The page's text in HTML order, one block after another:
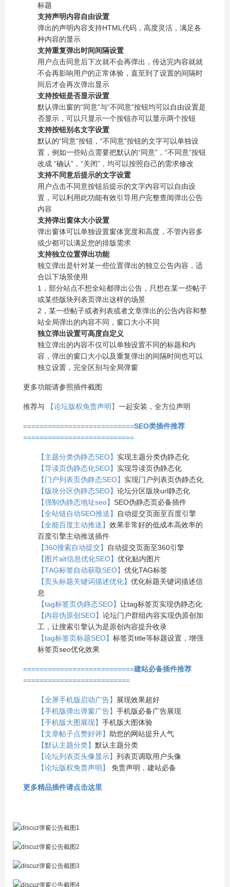
标题
支持声明内容自由设置
弹出的声明内容支持HTML代码，高度灵活，满足各
种内容的显示
支持重复弹出时间间隔设置
用户点击同意后下次就不会再弹出，传达完内容就就
不会再影响用户的正常体验，直至到了设置的间隔时
间后才会再次弹出显示
支持按钮是否显示设置
默认弹出窗的“同意”与“不同意”按钮均可以自由设置是
否显示，可以只显示一个按钮亦可以显示两个按钮
支持按钮别名文字设置
默认的“同意”按钮，“不同意”按钮的文字可以单独设
置，例如一些站点需要把默认的“同意”，“不同意”按钮
改成 “确认”，“关闭”，均可以按照自己的需求修改
支持不同意后提示的文字设置
用户点击不同意按钮后提示的文字内容可以自由设
置，可以利用此功能有效引导用户完整查阅弹出公告
内容
支持弹出窗体大小设置
弹出窗体可以单独设置窗体宽度和高度，不管内容多
或少都可以满足您的排版需求
支持独立位置弹出功能
独立弹出是针对某一些位置弹出的独立公告内容，适
合以下场景使用
1，部分站点不想全站都弹出公告，只想在某一些帖子
或某些版块列表页弹出这样的场景
2，某一些帖子或者列表或者文章弹出的公告内容和整
站全局弹出的内容不同，窗口大小不同
独立弹出设置可高度自定义
独立弹出的内容不仅可以单独设置不同的标题和内
容，弹出的窗口大小以及重复弹出的间隔时间也可以
独立设置，完全区别与全局弹窗
更多功能请参照插件截图
推荐与 【论坛版权免责声明】 一起安装，全方位声明
===========================SEO类插件推荐
===========================
【主题分类伪静态SEO】 实现主题分类伪静态化
【导读页伪静态化SEO】 实现导读页伪静态化
【门户列表页伪静态SEO】 实现门户列表页伪静态化
【版块分区伪静态SEO】 论坛分区版块url静态化
【强制伪静态地址seo】 SEO伪静态页必备插件
【全站链自动SEO推送】
自动提交页面至百度引擎
【全能百度主动推送】 效果非常好的低成本高效率的
百度引擎主动推送插件
【360搜索自动提交】
自动提交页面至360引擎
【图片alt信息优化SEO】 优化贴内图片
【TAG标签自动获取SEO】 优化TAG标签
【页头标题关键词描述优化】 优化标题关键词描述信
息
【tag标签页伪静态SEO】 让tag标签页实现伪静态化
【内容伪原创SEO】 论坛门户群组内容实现伪原创加
工，让搜索引擎认为是原创内容提升收录
【tag标签页标题SEO】 标签页title等标题设置，增强
标签页seo优化效果
===========================建站必备插件推荐
==========================
【全屏手机版启动广告】
展现效果超好
【手机版弹出弹窗广告】 手机版必备广告展现
【手机版大图展现】 手机版大图体验
【文章帖子点赞好评】 助您的网站提升人气
【默认主题分类】 默认主题分类
【论坛列表页头像显示】 列表页调取用户头像
【论坛版权免责声明】
免责声明，建站必备
更多精品插件请点击这里